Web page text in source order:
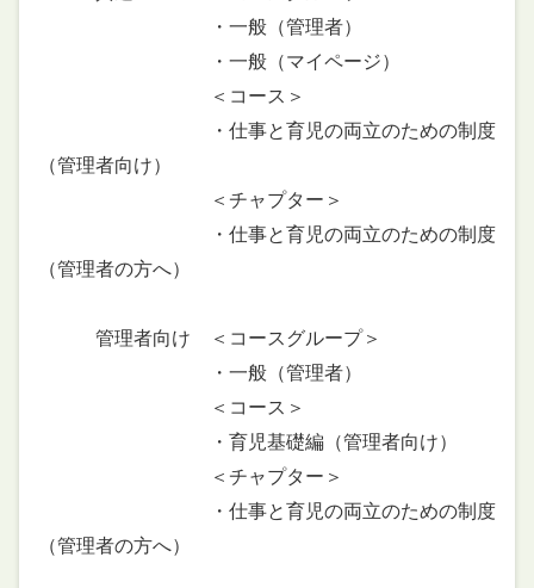
・一般（管理者）
・一般（マイページ）
＜コース＞
・仕事と育児の両立のための制度
（管理者向け）
＜チャプター＞
・仕事と育児の両立のための制度
（管理者の方へ）
管理者向け ＜コースグループ＞
・一般（管理者）
＜コース＞
・育児基礎編（管理者向け）
＜チャプター＞
・仕事と育児の両立のための制度
（管理者の方へ）